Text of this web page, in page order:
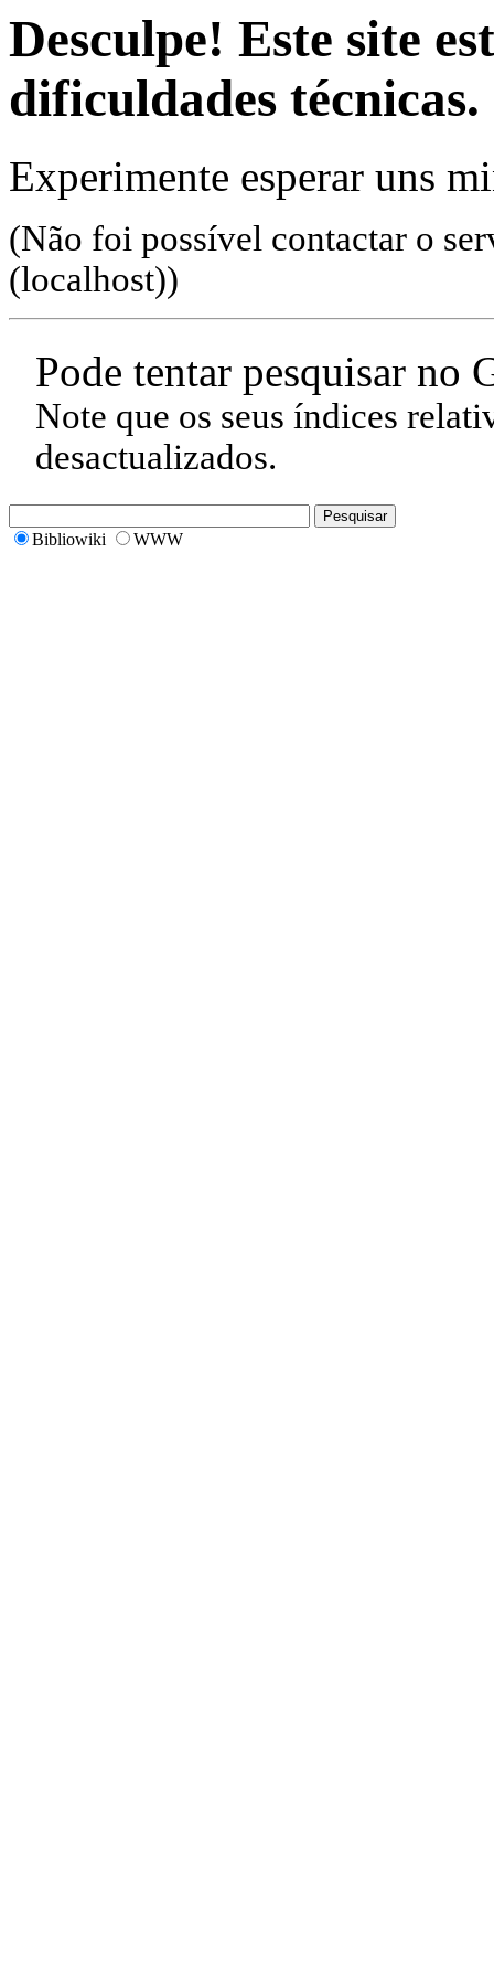
Desculpe! Este site
dificuldades técnicas.
Experimente esperar uns
(Não foi possível contactar o
(localhost))
Pode tentar pesquisar no
Note que os seus índices
desactualizados.
Bibliowiki WWW